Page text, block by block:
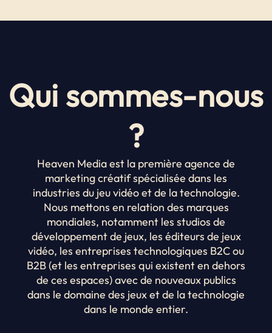
Qui sommes-nous
?
Heaven Media est la première agence de
marketing créatif spécialisée dans les
industries du jeu vidéo et de la technologie.
Nous mettons en relation des marques
mondiales, notamment les studios de
développement de jeux, les éditeurs de jeux
vidéo, les entreprises technologiques B2C ou
B2B (et les entreprises qui existent en dehors
de ces espaces) avec de nouveaux publics
dans le domaine des jeux et de la technologie
dans le monde entier.